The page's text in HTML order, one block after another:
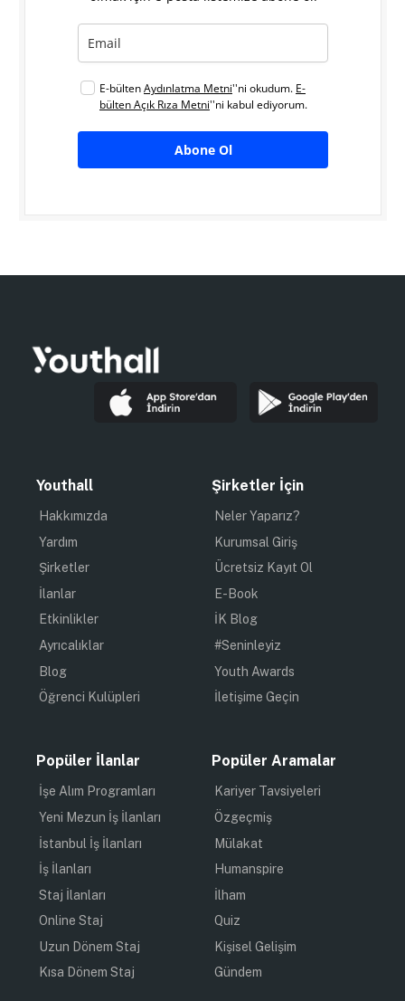
E-bültenAydınlatma Metni''ni okudum. E-
bülten Açık Rıza Metni''ni kabul ediyorum.
Abone Ol
Youthall
Hakkımızda
Yardım
Şirketler
İlanlar
Etkinlikler
Ayrıcalıklar
Blog
Öğrenci Kulüpleri
Şirketler İçin
Neler Yaparız?
Kurumsal Giriş
Ücretsiz Kayıt Ol
E-Book
İK Blog
#Seninleyiz
Youth Awards
İletişime Geçin
Popüler İlanlar
İşe Alım Programları
Yeni Mezun İş İlanları
İstanbul İş İlanları
İş İlanları
Staj İlanları
Online Staj
Uzun Dönem Staj
Kısa Dönem Staj
Popüler Aramalar
Kariyer Tavsiyeleri
Özgeçmiş
Mülakat
Humanspire
İlham
Quiz
Kişisel Gelişim
Gündem